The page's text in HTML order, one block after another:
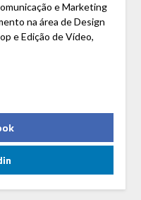
e Marketing
na área de Design
e Edição de Vídeo,